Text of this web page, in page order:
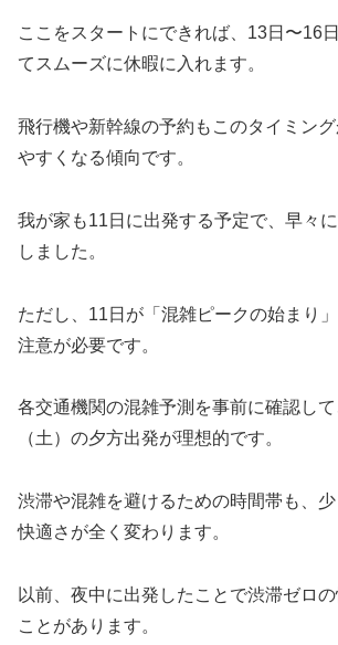
ここをスタートにできれば、13日〜16
てスムーズに休暇に入れます。
飛行機や新幹線の予約もこのタイミン
やすくなる傾向です。
我が家も11日に出発する予定で、早々
しました。
ただし、11日が「混雑ピークの始まり」
注意が必要です。
各交通機関の混雑予測を事前に確認し
（土）の夕方出発が理想的です。
渋滞や混雑を避けるための時間帯も、
快適さが全く変わります。
以前、夜中に出発したことで渋滞ゼロ
ことがあります。